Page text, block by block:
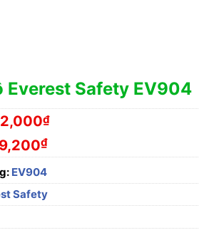
Everest Safety EV904
₫
₫
EV904
Safety